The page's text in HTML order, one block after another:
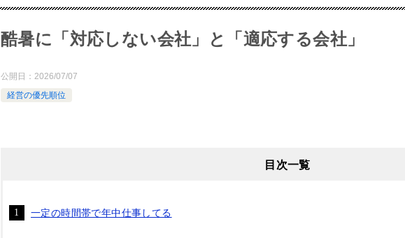
酷暑に「対応しない会社」と「適応する会社」
公開日： 2026/07/07
経営の優先順位
目次一覧
一定の時間帯で年中仕事してる